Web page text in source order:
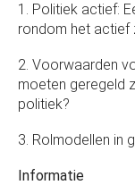
1. Politiek actief:
rondom het actief
2. Voorwaarden
moeten geregeld
politiek?
3. Rolmodellen in
Informatie